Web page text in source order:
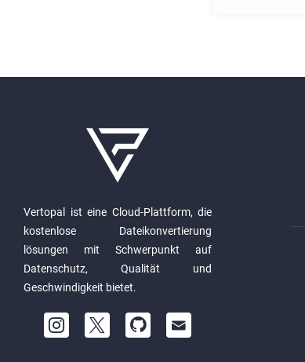
Vertopal ist eine Cloud-Plattform, die
kostenlose Dateikonvertierung
lösungen mit Schwerpunkt auf
Datenschutz, Qualität und
Geschwindigkeit bietet.